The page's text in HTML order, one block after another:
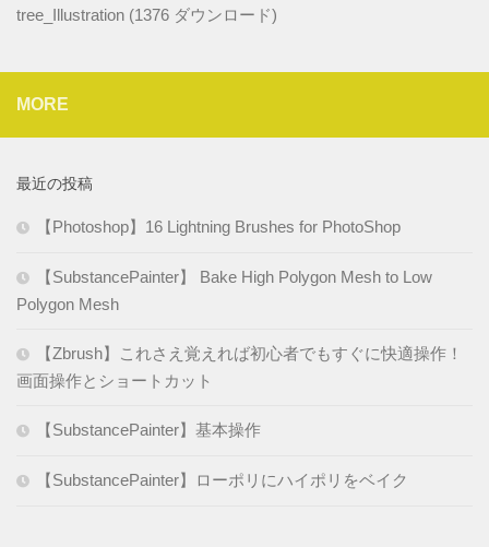
tree_Illustration (1376 ダウンロード)
MORE
最近の投稿
【Photoshop】16 Lightning Brushes for PhotoShop
【SubstancePainter】 Bake High Polygon Mesh to Low
Polygon Mesh
【Zbrush】これさえ覚えれば初心者でもすぐに快適操作！
画面操作とショートカット
【SubstancePainter】基本操作
【SubstancePainter】ローポリにハイポリをベイク